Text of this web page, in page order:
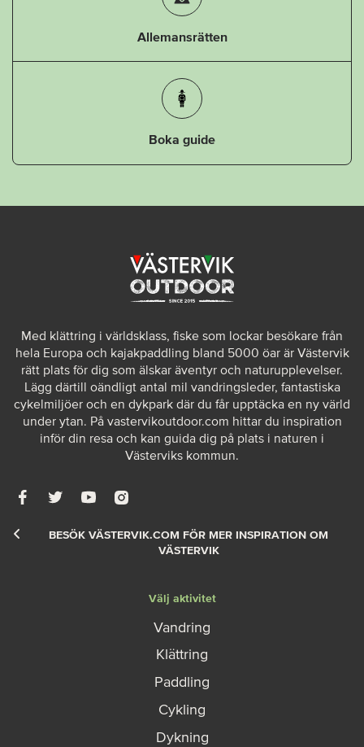
Allemansrätten
Boka guide
Med klättring i världsklass, fiske som lockar besökare från
hela Europa och kajakpaddling bland 5000 öar är Västervik
rätt plats för dig som älskar äventyr och naturupplevelser.
Lägg därtill oändligt antal mil vandringsleder, fantastiska
cykelmiljöer och en dykpark där du får upptäcka en ny värld
under ytan. På vastervikoutdoor.com hittar du inspiration
inför din resa och kan guida dig på plats i naturen i
Västerviks kommun.
BESÖK VÄSTERVIK.COM FÖR MER INSPIRATION OM
VÄSTERVIK
Välj aktivitet
Vandring
Klättring
Paddling
Cykling
Dykning